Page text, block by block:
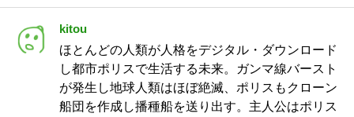
kitou
ほとんどの人類が人格をデジタル・ダウンロード
し都市ポリスで生活する未来。ガンマ線バースト
が発生し地球人類はほぼ絶滅、ポリスもクローン
船団を作成し播種船を送り出す。主人公はポリス